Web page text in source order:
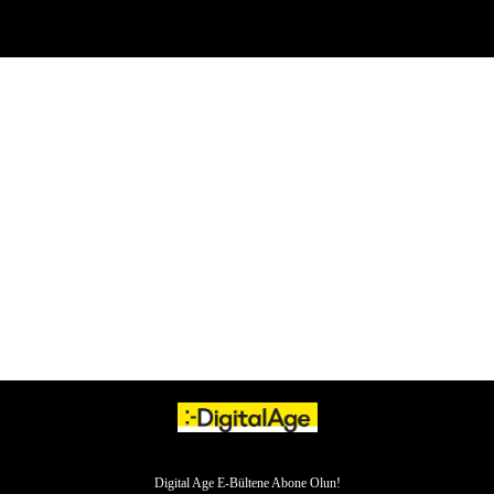
Digital Age E-Bültene Abone Olun!